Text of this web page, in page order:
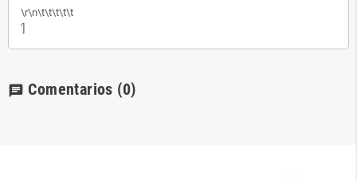
\r\n\t\t\t\t\t
']
chat Comentarios (0)